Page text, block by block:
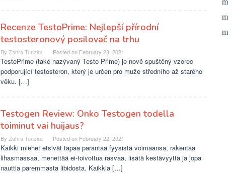
Recenze TestoPrime: Nejlepší přírodní
testosteronový posilovač na trhu
By Zahra Tunzira Posted on February 23, 2021
TestoPrime (také nazývaný Testo Prime) je nově spuštěný vzorec
podporující testosteron, který je určen pro muže středního až starého
věku. […]
Testogen Review: Onko Testogen todella
toiminut vai huijaus?
By Zahra Tunzira Posted on February 22, 2021
Kaikki miehet etsivät tapaa parantaa fyysistä voimaansa, rakentaa
lihasmassaa, menettää ei-toivottua rasvaa, lisätä kestävyyttä ja jopa
nauttia paremmasta libidosta. Kaikkia […]